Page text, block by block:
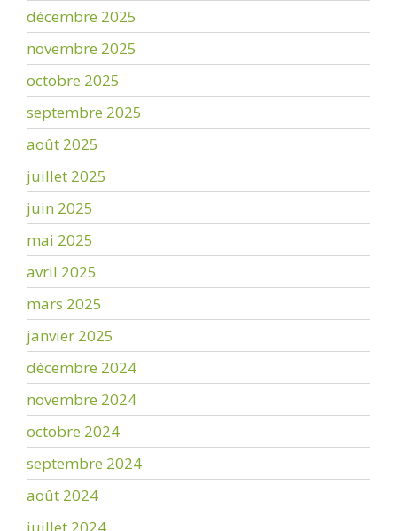
décembre 2025
novembre 2025
octobre 2025
septembre 2025
août 2025
juillet 2025
juin 2025
mai 2025
avril 2025
mars 2025
janvier 2025
décembre 2024
novembre 2024
octobre 2024
septembre 2024
août 2024